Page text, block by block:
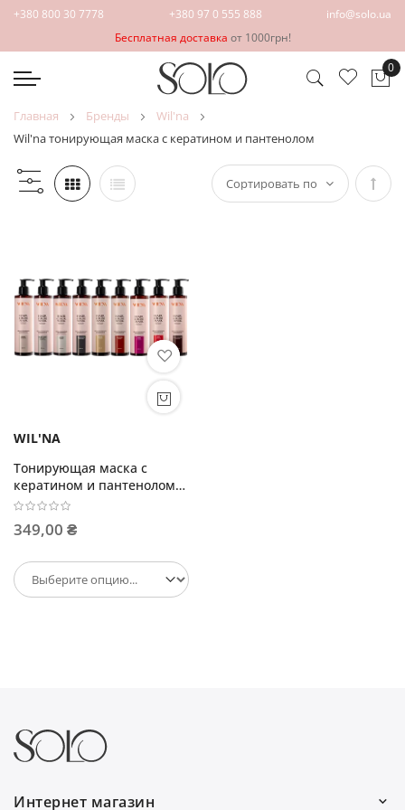
+380 800 30 7778 +380 97 0 555 888
info@solo.ua
Бесплатная доставка от 1000грн!
0
главная бренды
wil'na
wil'na тонирующая маска с кератином и пантенолом
WIL'NA
Тонирующая маска с
кератином и пантенолом
250 мл
349,00 ₴
Интернет магазин